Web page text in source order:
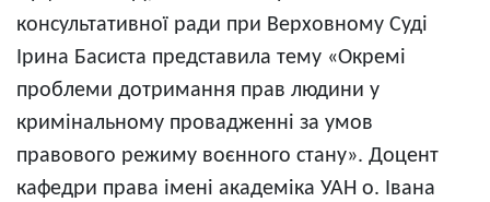
консультативної ради при Верховному Суді
Ірина Басиста представила тему «Окремі
проблеми дотримання прав людини у
кримінальному провадженні за умов
правового режиму воєнного стану». Доцент
кафедри права імені академіка УАН о. Івана